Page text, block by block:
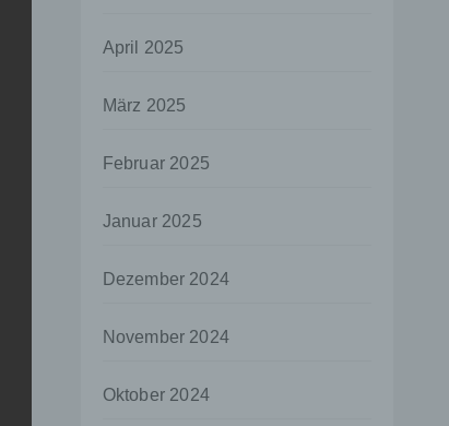
April 2025
März 2025
Februar 2025
Januar 2025
Dezember 2024
November 2024
Oktober 2024